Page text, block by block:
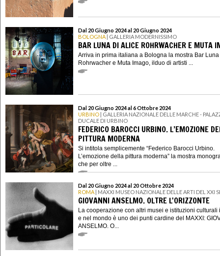
Dal 20 Giugno 2024 al 20 Giugno 2024
BOLOGNA | GALLERIA MODERNISSIMO
BAR LUNA DI ALICE ROHRWACHER E MUTA
Arriva in prima italiana a Bologna la mostra Bar
Rohrwacher e Muta Imago, ilduo di artisti ...
Dal 20 Giugno 2024 al 6 Ottobre 2024
URBINO | GALLERIA NAZIONALE DELLE MARCHE -
DUCALE DI URBINO
FEDERICO BAROCCI URBINO. L’EMOZIONE
PITTURA MODERNA
Si intitola semplicemente “Federico Barocci Urbino.
L’emozione della pittura moderna” la mostra
che per oltre ...
Dal 20 Giugno 2024 al 20 Ottobre 2024
ROMA | MAXXI MUSEO NAZIONALE DELLE ARTI DEL XXI
GIOVANNI ANSELMO. OLTRE L'ORIZZONTE
La cooperazione con altri musei e istituzioni culturali
e nel mondo è uno dei punti cardine del MAXXI:
ANSELMO. O...